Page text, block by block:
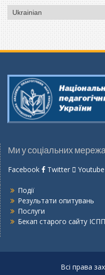
Вибрати
мову
Ми у соціальних
Facebook Twitter Youtube
Події
Результати опитувань
Послуги
Бекап старого сайту
Всі права